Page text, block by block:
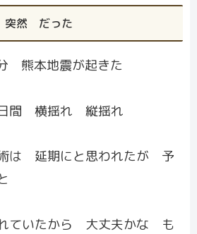
突然 だった
熊本地震が起きた
間 横揺れ 縦揺れ
延期にと思われたが 予
ていたから 大丈夫かな も